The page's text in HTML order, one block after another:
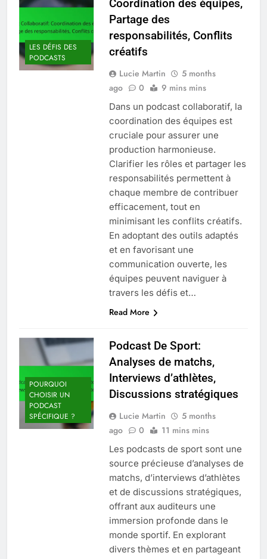
LES DÉFIS DES
PODCASTS
Coordination des équipes,
Partage des
responsabilités, Conflits
créatifs
Lucie Martin
5 months
ago
0 9 mins mins
Dans un podcast collaboratif, la
coordination des équipes est
cruciale pour assurer une
production harmonieuse.
Clarifier les rôles et partager les
responsabilités permettent à
chaque membre de contribuer
efficacement, tout en
minimisant les conflits créatifs.
En adoptant des outils adaptés
et en favorisant une
communication ouverte, les
équipes peuvent naviguer à
travers les défis et…
Read More
POURQUOI
CHOISIR UN
PODCAST
SPÉCIFIQUE ?
Podcast De Sport:
Analyses de matchs,
Interviews d’athlètes,
Discussions stratégiques
Lucie Martin
5 months
ago
0 11 mins mins
Les podcasts de sport sont une
source précieuse d’analyses de
matchs, d’interviews d’athlètes
et de discussions stratégiques,
offrant aux auditeurs une
immersion profonde dans le
monde sportif. En explorant
divers thèmes et en partageant